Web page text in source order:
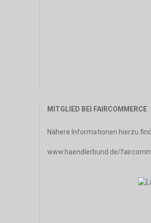
MITGLIED BEI FAIRCOMMERCE
Nähere Informationen hierzu
www.haendlerbund.de/